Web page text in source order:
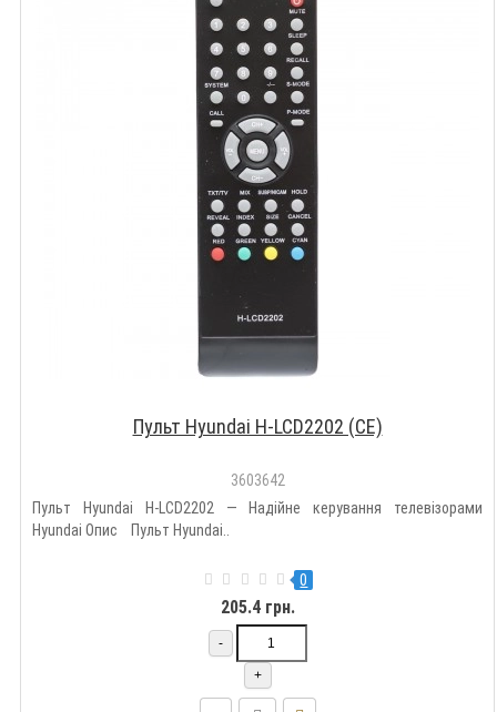
Пульт Hyundai H-LCD2202 (CE)
3603642
Пульт Hyundai H-LCD2202 — Надійне керування телевізорами
Hyundai Опис Пульт Hyundai..
0
205.4 грн.
-
+